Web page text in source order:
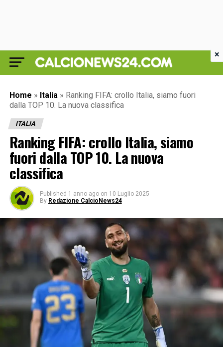
Home » Italia » Ranking FIFA: crollo Italia, siamo fuori
dalla TOP 10. La nuova classifica
ITALIA
Ranking FIFA: crollo Italia, siamo
fuori dalla TOP 10. La nuova
classifica
Published 1 anno ago on 10 Luglio 2025
By Redazione CalcioNews24
×